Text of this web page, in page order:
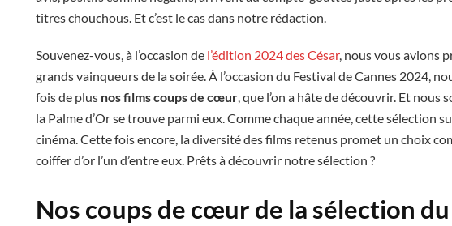
titres chouchous. Et c’est le cas dans notre rédaction.
Souvenez-vous, à l’occasion de l’édition 2024 des César, nous vous avions
grands vainqueurs de la soirée. À l’occasion du Festival de Cannes 2024,
fois de plus nos films coups de cœur, que l’on a hâte de découvrir. Et nous
la Palme d’Or se trouve parmi eux. Comme chaque année, cette sélection
cinéma. Cette fois encore, la diversité des films retenus promet un choix
coiffer d’or l’un d’entre eux. Prêts à découvrir notre sélection ?
Nos coups de cœur de la sélection